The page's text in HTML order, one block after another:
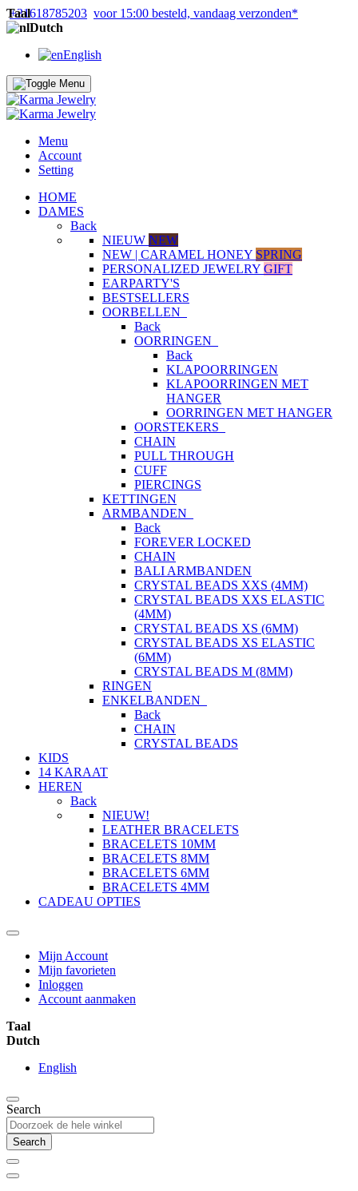
+31618785203 voor 15:00 besteld, vandaag verzonden*
Taal
Dutch
English
Menu
Account
Setting
HOME
DAMES
Back
NIEUW NEW
NEW | CARAMEL HONEY SPRING
PERSONALIZED JEWELRY GIFT
EARPARTY'S
BESTSELLERS
OORBELLEN
Back
OORRINGEN
Back
KLAPOORRINGEN
KLAPOORRINGEN MET
HANGER
OORRINGEN MET HANGER
OORSTEKERS
CHAIN
PULL THROUGH
CUFF
PIERCINGS
KETTINGEN
ARMBANDEN
Back
FOREVER LOCKED
CHAIN
BALI ARMBANDEN
CRYSTAL BEADS XXS (4MM)
CRYSTAL BEADS XXS ELASTIC
(4MM)
CRYSTAL BEADS XS (6MM)
CRYSTAL BEADS XS ELASTIC
(6MM)
CRYSTAL BEADS M (8MM)
RINGEN
ENKELBANDEN
Back
CHAIN
CRYSTAL BEADS
KIDS
14 KARAAT
HEREN
Back
NIEUW!
LEATHER BRACELETS
BRACELETS 10MM
BRACELETS 8MM
BRACELETS 6MM
BRACELETS 4MM
CADEAU OPTIES
Mijn Account
Mijn favorieten
Inloggen
Account aanmaken
Taal
Dutch
English
Search
Search